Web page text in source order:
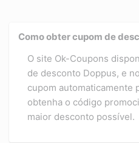
Como obter cupom de
O site Ok-Coupons
de desconto Doppus, e
cupom automaticamente
obtenha o código
maior desconto possível.